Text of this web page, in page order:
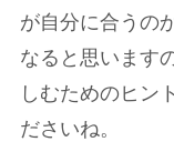
が自分に合うの
なると思います
しむためのヒン
ださいね。